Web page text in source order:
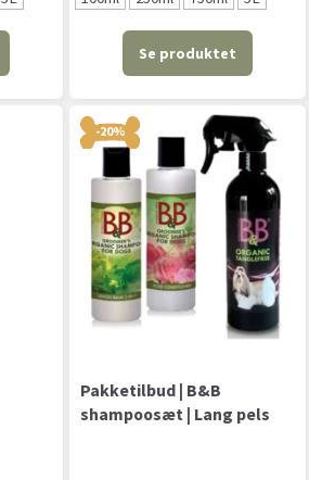
Se produktet
-20%
Pakketilbud | B&B
shampoosæt | Lang pels